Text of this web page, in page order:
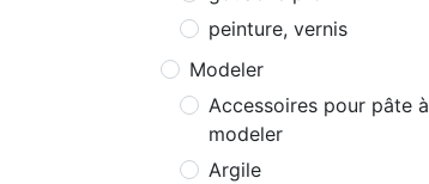
peinture, vernis
Modeler
Accessoires pour pâte à
modeler
Argile